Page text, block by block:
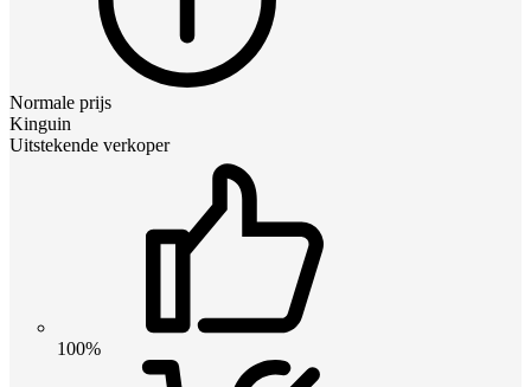
Normale prijs
Kinguin
Uitstekende verkoper
100%